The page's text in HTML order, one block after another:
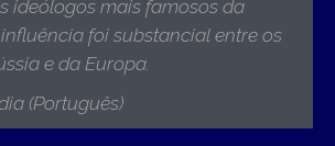
ideólogos mais famosos da
foi substancial entre os
e da Europa
(Português)